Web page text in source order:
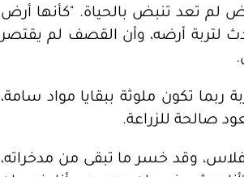
لم تعد تنبض بالحياة. "كأنها أرض
لتربة أرضه، وأن القصف لم يقتصر
تكون ملوثة ببقايا مواد سامة،
صالحة للزراعة.
وقد خسر ما تبقى من مدخراته،